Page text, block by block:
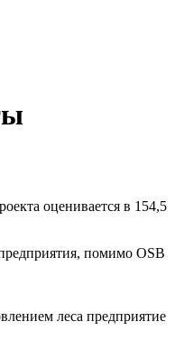
оценивается в 154,5
помимо OSB
леса предприятие